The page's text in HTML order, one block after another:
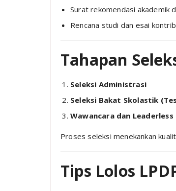
Surat rekomendasi akademik
Rencana studi dan esai
Tahapan
Seleksi Administrasi
Seleksi Bakat Skolastik
Wawancara dan Leaderless
Proses seleksi menekankan
Tips Lolos